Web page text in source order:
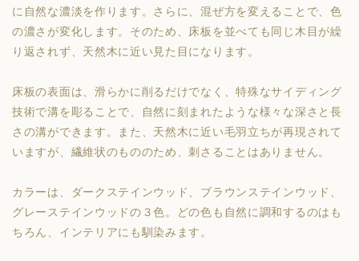
に自然な濃淡を作ります。さらに、混ぜ方を変えることで、色
の濃さが変化します。そのため、床板を並べても同じ木目が繰
り返されず、天然木に近い見た目になります。
床板の表面は、滑らかに削るだけでなく、特殊なサイディング
技術で溝を彫ることで、自然に刻まれたような様々な深さと長
さの溝ができます。また、天然木に近い毛羽立ちが再現されて
いますが、繊維状のもののため、刺さることはありません。
カラーは、ダークステインウッド、ブラウンステインウッド、
グレーステインウッドの３色。どの色も自然に調和するのはも
ちろん、インテリアにも馴染みます。